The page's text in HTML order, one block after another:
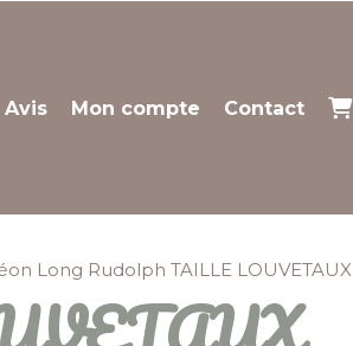
Avis Mon compte Contact
Long Rudolph TAILLE LOUVETAUX